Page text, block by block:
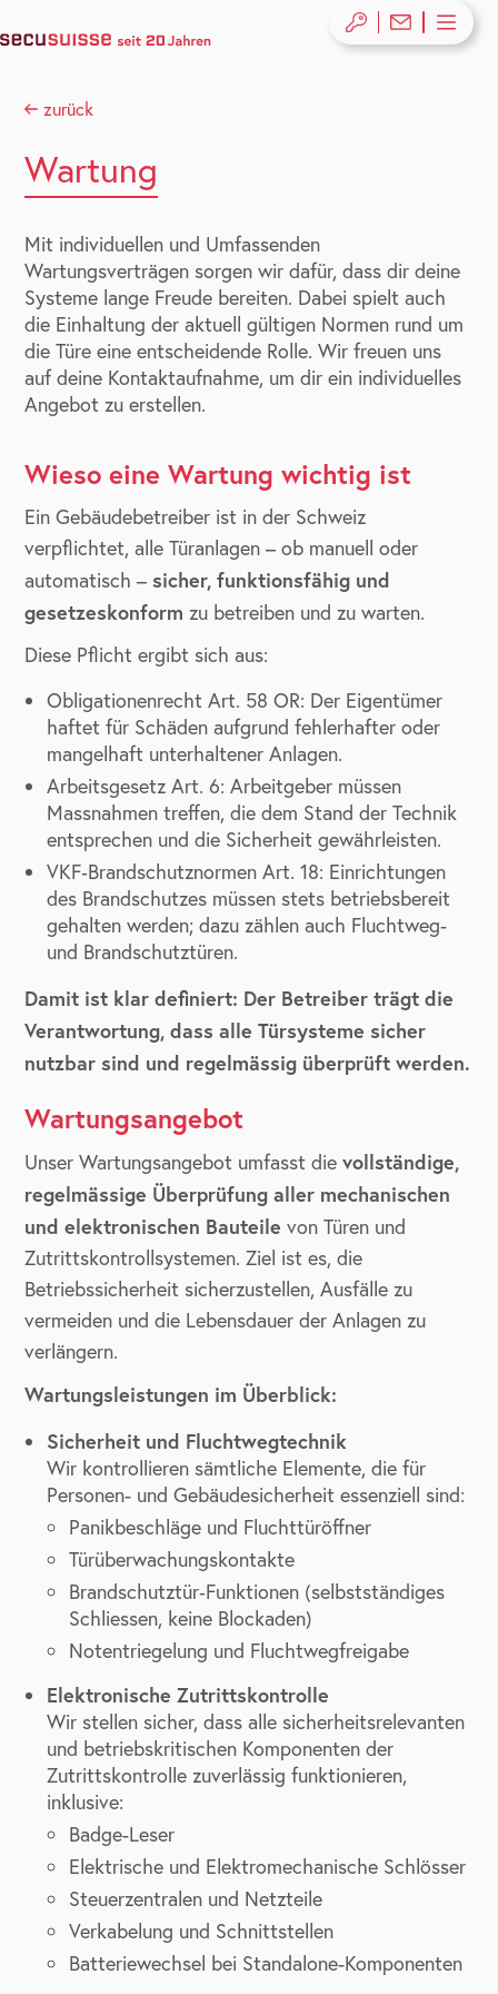
zurück
Wartung
Mit individuellen und Umfassenden
Wartungsverträgen sorgen wir dafür, dass dir deine
Systeme lange Freude bereiten. Dabei spielt auch
die Einhaltung der aktuell gültigen Normen rund um
die Türe eine entscheidende Rolle. Wir freuen uns
auf deine Kontaktaufnahme, um dir ein individuelles
Angebot zu erstellen.
Wieso eine Wartung wichtig ist
Ein Gebäudebetreiber ist in der Schweiz
verpflichtet, alle Türanlagen – ob manuell oder
automatisch –sicher, funktionsfähig und
gesetzeskonform zu betreiben und zu warten.
Diese Pflicht ergibt sich aus:
Obligationenrecht Art. 58 OR: Der Eigentümer
haftet für Schäden aufgrund fehlerhafter oder
mangelhaft unterhaltener Anlagen.
Arbeitsgesetz Art. 6: Arbeitgeber müssen
Massnahmen treffen, die dem Stand der Technik
entsprechen und die Sicherheit gewährleisten.
VKF‑Brandschutznormen Art. 18: Einrichtungen
des Brandschutzes müssen stets betriebsbereit
gehalten werden; dazu zählen auch Fluchtweg-
und Brandschutztüren.
Damit ist klar definiert: Der Betreiber trägt die
Verantwortung, dass alle Türsysteme sicher
nutzbar sind und regelmässig überprüft werden.
Wartungsangebot
Unser Wartungsangebot umfasst dievollständige,
regelmässige Überprüfung aller mechanischen
und elektronischen Bauteile von Türen und
Zutrittskontrollsystemen. Ziel ist es, die
Betriebssicherheit sicherzustellen, Ausfälle zu
vermeiden und die Lebensdauer der Anlagen zu
verlängern.
Wartungsleistungen im Überblick:
Sicherheit und Fluchtwegtechnik
Wir kontrollieren sämtliche Elemente, die für
Personen- und Gebäudesicherheit essenziell sind:
Panikbeschläge und Fluchttüröffner
Türüberwachungskontakte
Brandschutztür‑Funktionen (selbstständiges
Schliessen, keine Blockaden)
Notentriegelung und Fluchtwegfreigabe
Elektronische Zutrittskontrolle
Wir stellen sicher, dass alle sicherheitsrelevanten
und betriebskritischen Komponenten der
Zutrittskontrolle zuverlässig funktionieren,
inklusive:
Badge-Leser
Elektrische und Elektromechanische Schlösser
Steuerzentralen und Netzteile
Verkabelung und Schnittstellen
Batteriewechsel bei Standalone-Komponenten